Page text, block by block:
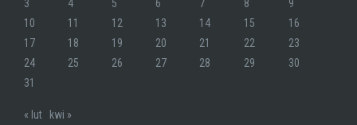
3
4 5 6 7 8
9
10
11 12 13 14 15
16
17
18 19 20 21 22
23
24
25 26 27 28 29
30
31
« lut kwi »